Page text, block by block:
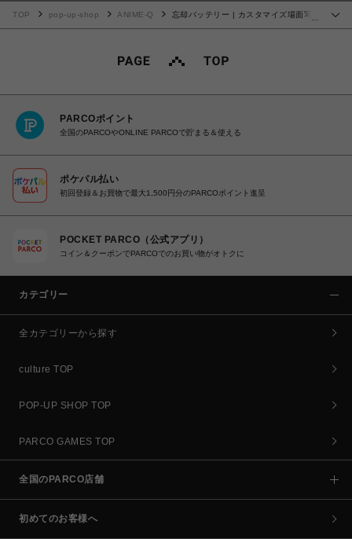
TOP pop-up-shop ANIME-Q
忘却バッテリー | カスタマイズ場面写 |
PARCOポイント
全国のPARCOやONLINE PARCOで貯まる＆使える
ポケパル払い
初回登録＆お買物で最大1,500円分のPARCOポイント進呈
POCKET PARCO（公式アプリ）
コイン＆クーポンでPARCOでのお買い物がオトクに
カテゴリー
全カテゴリーから探す
culture TOP
POP-UP SHOP TOP
PARCO GAMES TOP
全国のPARCO店舗
初めてのお客様へ